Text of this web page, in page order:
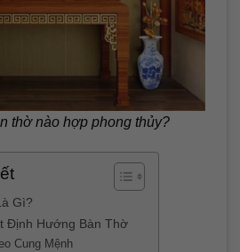
thờ nào hợp phong thủy?
Gì?
Định Hướng Bàn Thờ
Cung Mệnh